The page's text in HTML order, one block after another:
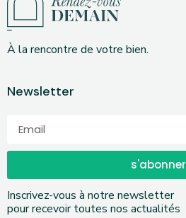
À la rencontre de votre bien.
Newsletter
s'abonner
Inscrivez-vous à notre newsletter
pour recevoir toutes nos actualités